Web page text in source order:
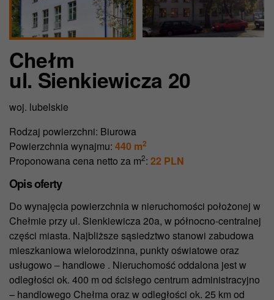
Chełm
ul. Sienkiewicza 20
woj. lubelskie
Rodzaj powierzchni: Biurowa
Powierzchnia wynajmu: 440 m2
Proponowana cena netto za m2: 22 PLN
Opis oferty
Do wynajęcia powierzchnia w nieruchomości położonej w
Chełmie przy ul. Sienkiewicza 20a, w północno-centralnej
części miasta. Najbliższe sąsiedztwo stanowi zabudowa
mieszkaniowa wielorodzinna, punkty oświatowe oraz
usługowo – handlowe . Nieruchomość oddalona jest w
odległości ok. 400 m od ścisłego centrum administracyjno
– handlowego Chełma oraz w odległości ok. 25 km od